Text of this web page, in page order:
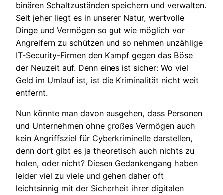
binären Schaltzuständen speichern und verwalten.
Seit jeher liegt es in unserer Natur, wertvolle
Dinge und Vermögen so gut wie möglich vor
Angreifern zu schützen und so nehmen unzählige
IT-Security-Firmen den Kampf gegen das Böse
der Neuzeit auf. Denn eines ist sicher: Wo viel
Geld im Umlauf ist, ist die Kriminalität nicht weit
entfernt.
Nun könnte man davon ausgehen, dass Personen
und Unternehmen ohne großes Vermögen auch
kein Angriffsziel für Cyberkriminelle darstellen,
denn dort gibt es ja theoretisch auch nichts zu
holen, oder nicht? Diesen Gedankengang haben
leider viel zu viele und gehen daher oft
leichtsinnig mit der Sicherheit ihrer digitalen